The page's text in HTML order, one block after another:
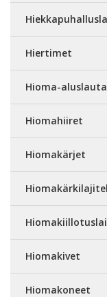
Hiertimet
Hioma-
Hiomahiiret
Hiomakärjet
Hiomakivet
Hiomakoneet